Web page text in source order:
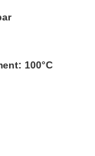
100°C